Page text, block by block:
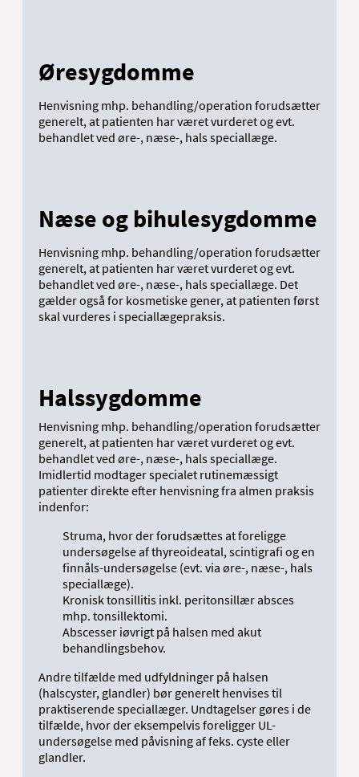
Øresygdomme
Henvisning mhp. behandling/operation forudsætter
generelt, at patienten har været vurderet og evt.
behandlet ved øre-, næse-, hals speciallæge.
Næse og bihulesygdomme
Henvisning mhp. behandling/operation forudsætter
generelt, at patienten har været vurderet og evt.
behandlet ved øre-, næse-, hals speciallæge. Det
gælder også for kosmetiske gener, at patienten først
skal vurderes i speciallægepraksis.
Halssygdomme
Henvisning mhp. behandling/operation forudsætter
generelt, at patienten har været vurderet og evt.
behandlet ved øre-, næse-, hals speciallæge.
Imidlertid modtager specialet rutinemæssigt
patienter direkte efter henvisning fra almen praksis
indenfor:
Struma, hvor der forudsættes at foreligge
undersøgelse af thyreoideatal, scintigrafi og en
finnåls-undersøgelse (evt. via øre-, næse-, hals
speciallæge).
Kronisk tonsillitis inkl. peritonsillær absces
mhp. tonsillektomi.
Abscesser iøvrigt på halsen med akut
behandlingsbehov.
Andre tilfælde med udfyldninger på halsen
(halscyster, glandler) bør generelt henvises til
praktiserende speciallæger. Undtagelser gøres i de
tilfælde, hvor der eksempelvis foreligger UL-
undersøgelse med påvisning af feks. cyste eller
glandler.